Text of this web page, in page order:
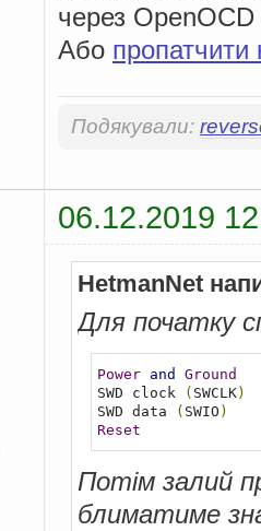
через
Або пропатчити
Подякували:
06.12.2019
HetmanNet
Для початку
Power and
Ground
SWD clock
( SWCLK)
SWD data
( SWIO )
Reset
Потім залий
блиматиме